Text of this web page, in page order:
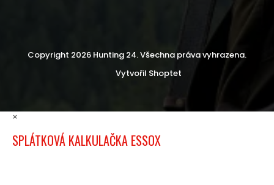
Vytvořil Shoptet
Copyright 2026 Hunting 24. Všechna práva vyhrazena.
×
SPLÁTKOVÁ KALKULAČKA ESSOX